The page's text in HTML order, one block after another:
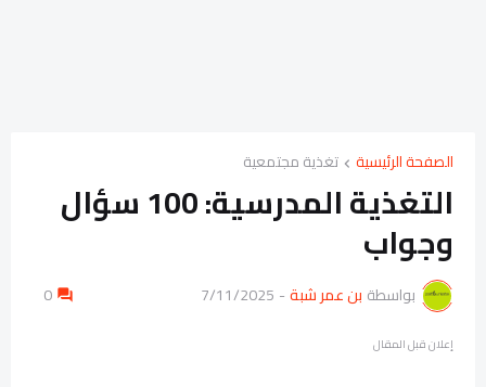
الصفحة الرئيسية تغذية مجتمعية
التغذية المدرسية: 100 سؤال
وجواب
بواسطة بن عمر شبة-
7/11/2025
0
إعلان قبل المقال